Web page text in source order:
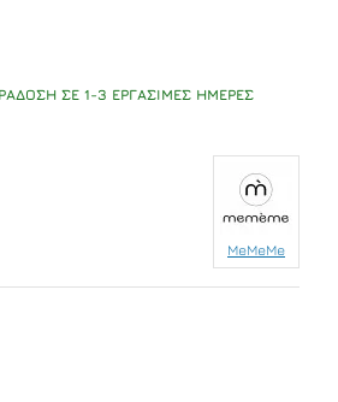
ΣΕ 1-3 ΕΡΓΆΣΙΜΕΣ ΗΜΈΡΕΣ
MeMeMe